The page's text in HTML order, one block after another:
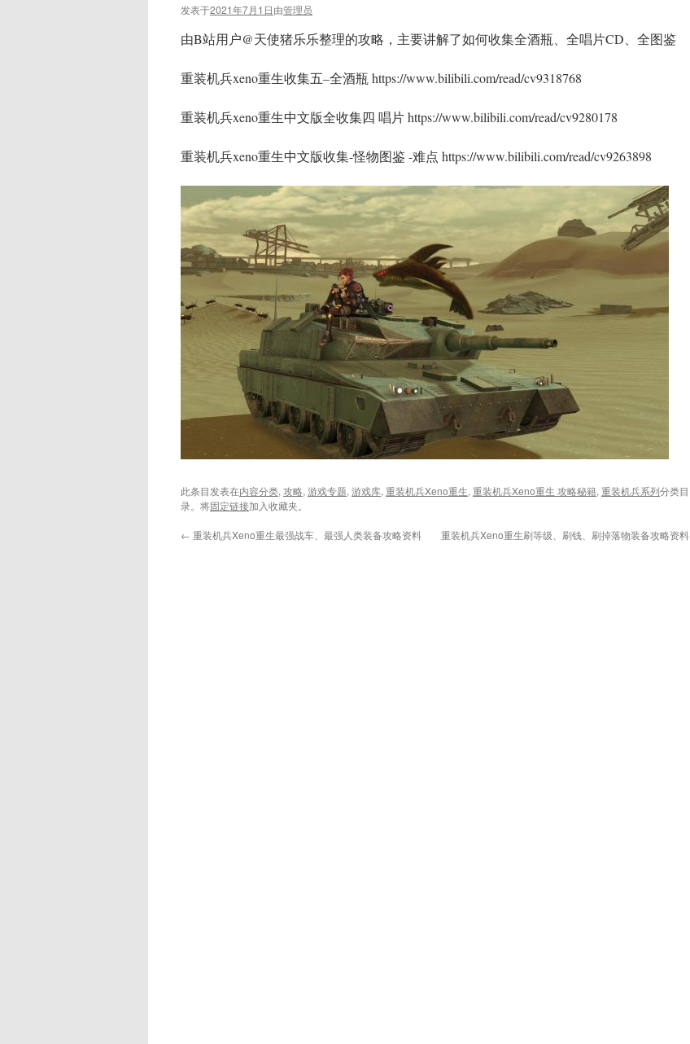
发表于2021年7月1日由管理员
由B站用户@天使猪乐乐整理的攻略，主要讲解了如何收集全酒瓶、全唱片CD、全图鉴
重装机兵xeno重生收集五–全酒瓶 https://www.bilibili.com/read/cv9318768
重装机兵xeno重生中文版全收集四 唱片 https://www.bilibili.com/read/cv9280178
重装机兵xeno重生中文版收集-怪物图鉴 -难点 https://www.bilibili.com/read/cv9263898
此条目发表在内容分类, 攻略, 游戏专题, 游戏库, 重装机兵Xeno重生, 重装机兵Xeno重生 攻略秘籍, 重装机兵系列分类目
录。将固定链接加入收藏夹。
← 重装机兵Xeno重生最强战车、最强人类装备攻略资料 重装机兵Xeno重生刷等级、刷钱、刷掉落物装备攻略资料